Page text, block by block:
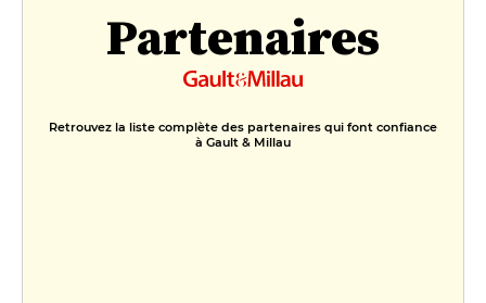
Partenaires
Retrouvez la liste complète des partenaires qui font confiance
à Gault & Millau